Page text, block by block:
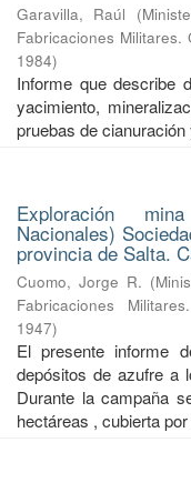
Garavilla, Raúl (
Fabricaciones
1984)
Informe que describe
yacimiento,
pruebas de
Exploración
Nacionales)
provincia de Salta.
Cuomo, Jorge R. (
Fabricaciones
1947)
El presente informe
depósitos de azufre a
Durante la campaña
hectáreas , cubierta